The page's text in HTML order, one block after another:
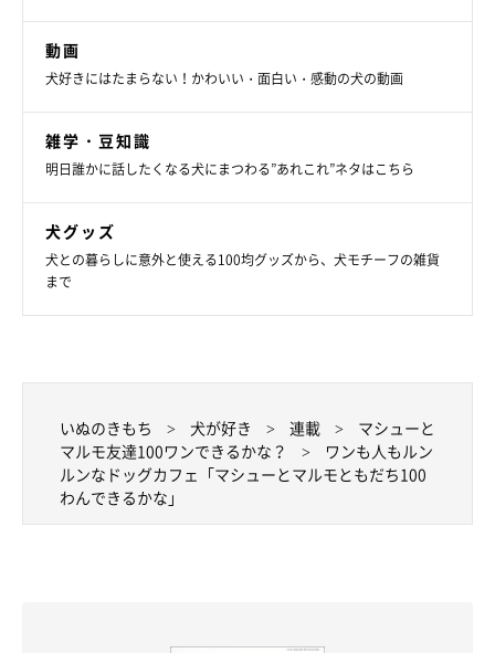
動画
犬好きにはたまらない！かわいい・面白い・感動の犬の動画
雑学・豆知識
明日誰かに話したくなる犬にまつわる”あれこれ”ネタはこちら
犬グッズ
犬との暮らしに意外と使える100均グッズから、犬モチーフの雑貨
まで
いぬのきもち 犬が好き 連載
マシューと
マルモ友達100ワンできるかな？
ワンも人もルン
ルンなドッグカフェ「マシューとマルモともだち100
わんできるかな」